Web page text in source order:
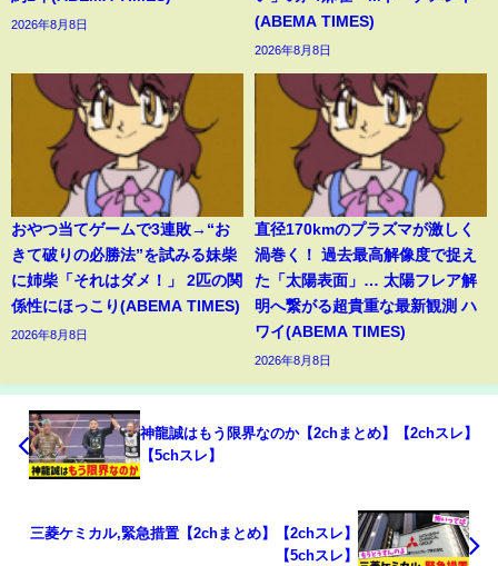
2026年8月8日
(ABEMA TIMES)
2026年8月8日
おやつ当てゲームで3連敗→“お
きて破りの必勝法”を試みる妹柴
に姉柴「それはダメ！」 2匹の関
係性にほっこり(ABEMA TIMES)
2026年8月8日
直径170kmのプラズマが激しく
渦巻く！ 過去最高解像度で捉え
た「太陽表面」… 太陽フレア解
明へ繋がる超貴重な最新観測 ハ
ワイ(ABEMA TIMES)
2026年8月8日
神龍誠はもう限界なのか【2chまとめ】【2chスレ】
【5chスレ】
三菱ケミカル,緊急措置【2chまとめ】【2chスレ】
【5chスレ】